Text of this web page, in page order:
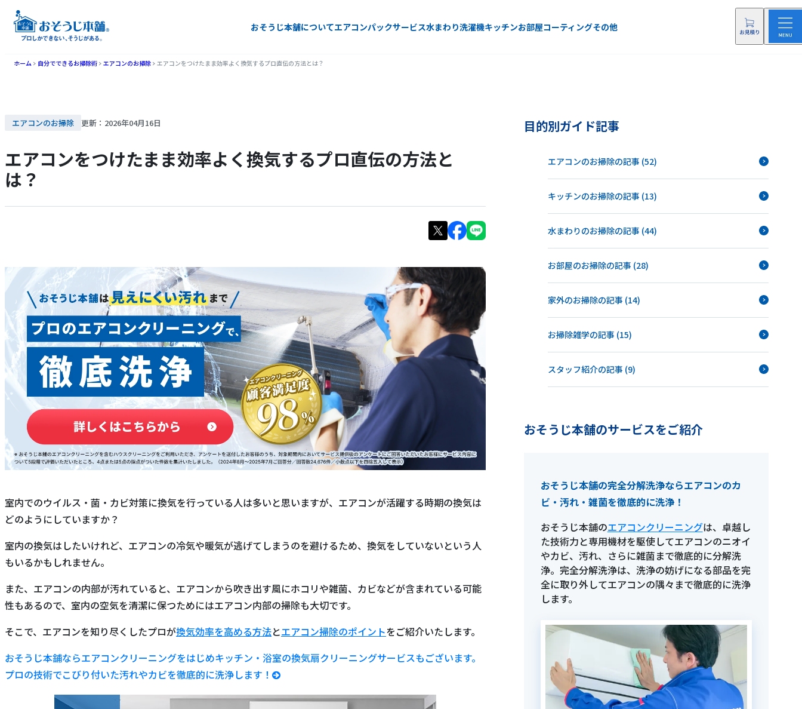
おそうじ本舗についてエアコンパックサービス水まわり洗濯機キッチンお部屋コーティングその他
ホーム 自分でできるお掃除術 エアコンのお掃除 エアコンをつけたまま効率よく換気するプロ直伝の方法とは？
エアコンのお掃除 更新：2026年04月16日
エアコンをつけたまま効率よく換気するプロ直伝の方法と
は？
室内でのウイルス・菌・カビ対策に換気を行っている人は多いと思いますが、エアコンが活躍する時期の換気は
どのようにしていますか？
室内の換気はしたいけれど、エアコンの冷気や暖気が逃げてしまうのを避けるため、換気をしていないという人
もいるかもしれません。
また、エアコンの内部が汚れていると、エアコンから吹き出す風にホコリや雑菌、カビなどが含まれている可能
性もあるので、室内の空気を清潔に保つためにはエアコン内部の掃除も大切です。
そこで、エアコンを知り尽くしたプロが換気効率を高める方法とエアコン掃除のポイントをご紹介いたします。
おそうじ本舗ならエアコンクリーニングをはじめキッチン・浴室の換気扇クリーニングサービスもございます。
プロの技術でこびり付いた汚れやカビを徹底的に洗浄します！
目的別ガイド記事
エアコンのお掃除の記事 (52)
キッチンのお掃除の記事 (13)
水まわりのお掃除の記事 (44)
お部屋のお掃除の記事 (28)
家外のお掃除の記事 (14)
お掃除雑学の記事 (15)
スタッフ紹介の記事 (9)
おそうじ本舗のサービスをご紹介
おそうじ本舗の完全分解洗浄ならエアコンのカ
ビ・汚れ・雑菌を徹底的に洗浄！
おそうじ本舗のエアコンクリーニングは、卓越し
た技術力と専用機材を駆使してエアコンのニオイ
やカビ、汚れ、さらに雑菌まで徹底的に分解洗
浄。完全分解洗浄は、洗浄の妨げになる部品を完
全に取り外してエアコンの隅々まで徹底的に洗浄
します。